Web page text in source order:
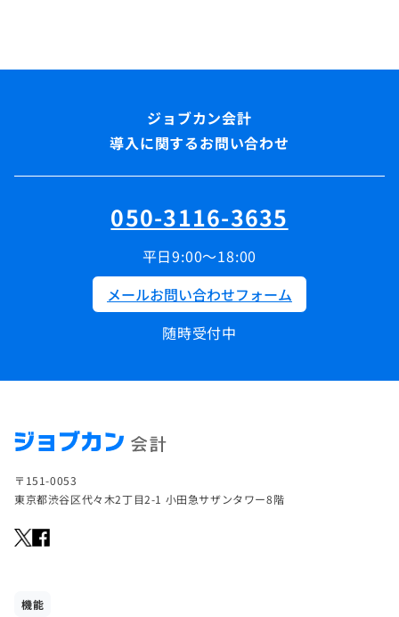
導入に関するお問い合わせ
050-3116-3635
平日9:00～18:00
メールお問い合わせフォーム
随時受付中
〒151-0053
東京都渋谷区代々木2丁目2-1 小田急サザンタワー8階
機能